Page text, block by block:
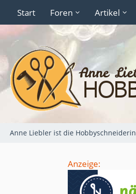
Start Foren Artikel
Anne Liebler ist die Hobbyschneiderin
Anzeige: